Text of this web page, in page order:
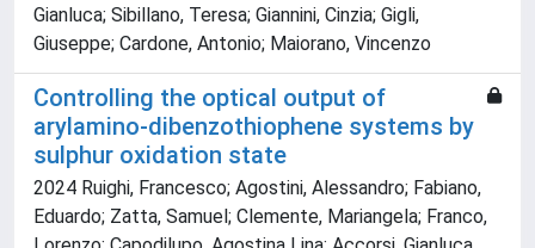
Gianluca; Sibillano, Teresa; Giannini, Cinzia; Gigli,
Giuseppe; Cardone, Antonio; Maiorano, Vincenzo
Controlling the optical output of
arylamino-dibenzothiophene systems by
sulphur oxidation state
2024 Ruighi, Francesco; Agostini, Alessandro; Fabiano,
Eduardo; Zatta, Samuel; Clemente, Mariangela; Franco,